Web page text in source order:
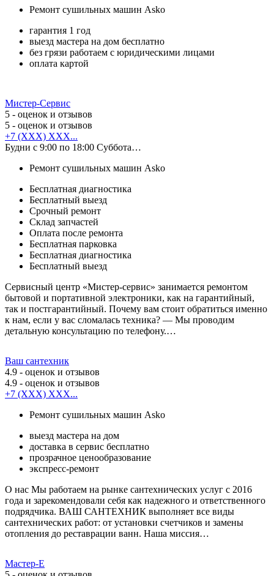
Ремонт сушильных машин Asko
гарантия 1 год
выезд мастера на дом бесплатно
без грязи работаем с юридическими лицами
оплата картой
Мистер-Сервис
5 - оценок и отзывов
5 - оценок и отзывов
+7 (XXX) XXX...
Будни с 9:00 по 18:00 Суббота…
Ремонт сушильных машин Asko
Бесплатная диагностика
Бесплатный выезд
Срочный ремонт
Cклад запчастей
Оплата после ремонта
Бесплатная парковка
Бесплатная диагностика
Бесплатный выезд
Сервисный центр «Мистер-сервис» занимается ремонтом
бытовой и портативной электроники, как на гарантийный,
так и постгарантийный. Почему вам стоит обратиться именно
к нам, если у вас сломалась техника? — Мы проводим
детальную консультацию по телефону.…
Ваш сантехник
4.9 - оценок и отзывов
4.9 - оценок и отзывов
+7 (XXX) XXX...
Ремонт сушильных машин Asko
выезд мастера на дом
доставка в сервис бесплатно
прозрачное ценообразование
экспресс-ремонт
О нас Мы работаем на рынке сантехнических услуг с 2016
года и зарекомендовали себя как надежного и ответственного
подрядчика. ВАШ САНТЕХНИК выполняет все виды
сантехнических работ: от установки счетчиков и замены
отопления до реставрации ванн. Наша миссия…
Мастер-Е